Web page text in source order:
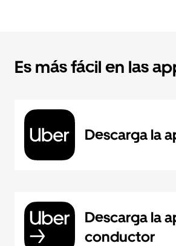
Es más fácil en las
Descarga la
Descarga la
conductor